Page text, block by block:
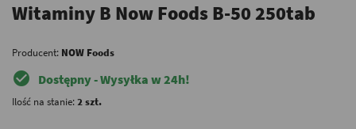
Witaminy B Now Foods B-50 250tab
Producent: NOW Foods
check_circle Dostępny - Wysyłka w 24h!
Ilość na stanie:2 szt.